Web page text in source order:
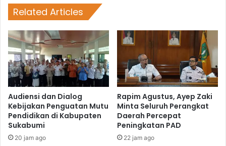
Related Articles
Audiensi dan Dialog
Kebijakan Penguatan Mutu
Pendidikan di Kabupaten
Sukabumi
20 jam ago
Rapim Agustus, Ayep Zaki
Minta Seluruh Perangkat
Daerah Percepat
Peningkatan PAD
22 jam ago